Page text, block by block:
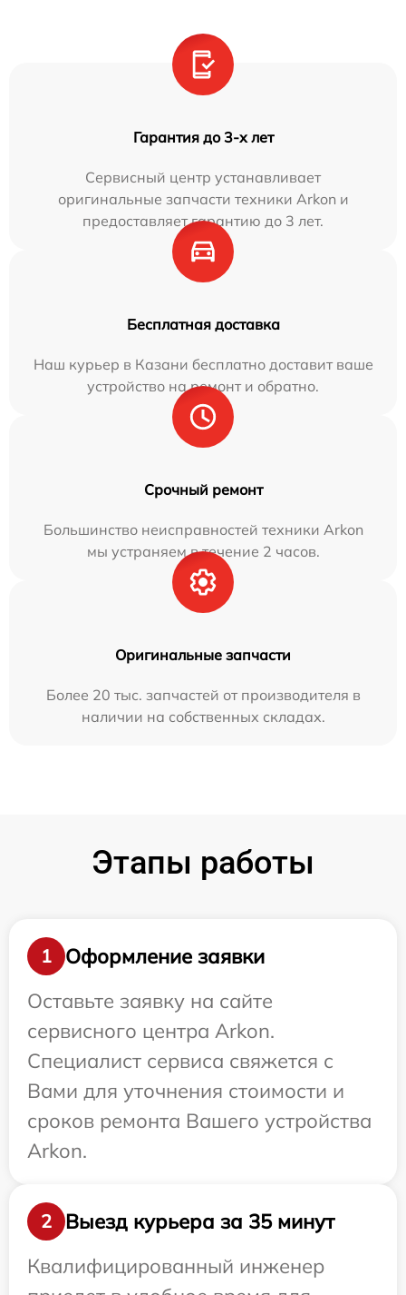
Гарантия до 3-х лет
Сервисный центр устанавливает
оригинальные запчасти техники Arkon и
предоставляет гарантию до 3 лет.
Бесплатная доставка
Наш курьер в Казани бесплатно доставит ваше
устройство на ремонт и обратно.
Срочный ремонт
Большинство неисправностей техники Arkon
мы устраняем в течение 2 часов.
Оригинальные запчасти
Более 20 тыс. запчастей от производителя в
наличии на собственных складах.
Этапы работы
1
Оформление заявки
Оставьте заявку на сайте
сервисного центра Arkon.
Специалист сервиса свяжется с
Вами для уточнения стоимости и
сроков ремонта Вашего устройства
Arkon.
2
Выезд курьера за 35 минут
Квалифицированный инженер